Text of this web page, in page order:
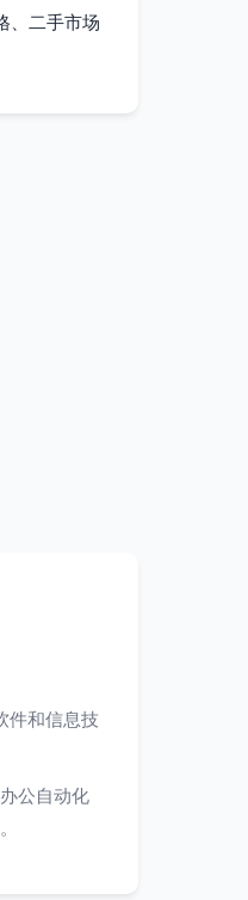
、二手市场
件和信息技
公自动化